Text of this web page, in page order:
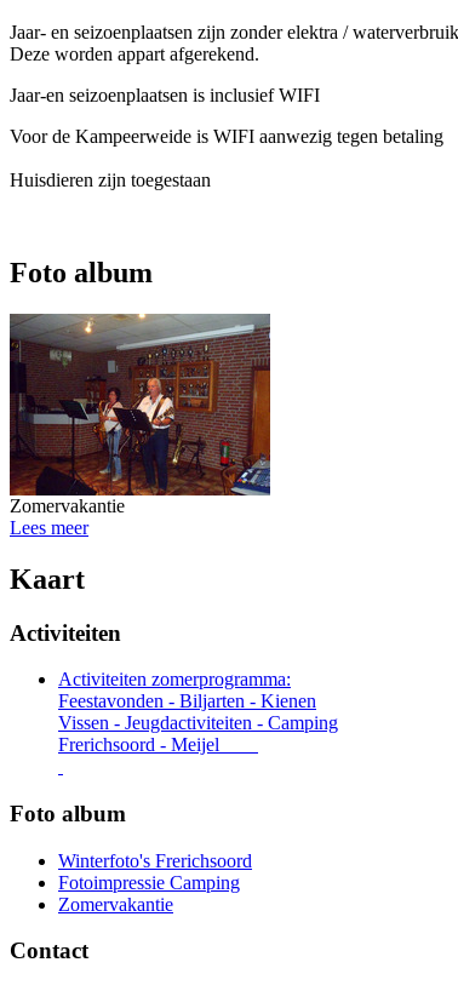
Jaar- en seizoenplaatsen zijn zonder elektra /
Deze worden appart afgerekend.
Jaar-en seizoenplaatsen is inclusief WIFI
Voor de Kampeerweide is WIFI aanwezig tegen betaling
Huisdieren zijn toegestaan
Foto album
Zomervakantie
Lees meer
Kaart
Activiteiten
Activiteiten zomerprogramma:
Feestavonden - Biljarten - Kienen
Vissen - Jeugdactiviteiten - Camping
Frerichsoord - Meijel
Foto album
Winterfoto's Frerichsoord
Fotoimpressie Camping
Zomervakantie
Contact